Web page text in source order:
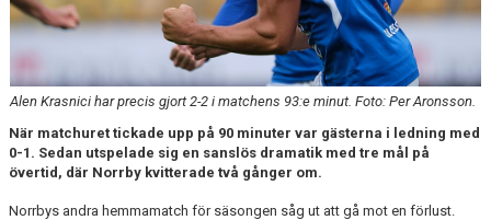
TABELL ETTAN SÖDRA 2025
Alen Krasnici har precis gjort 2-2 i matchens 93:e minut. Foto: Per Aronsson.
När matchuret tickade upp på 90 minuter var gästerna i ledning med
0-1. Sedan utspelade sig en sanslös dramatik med tre mål på
övertid, där Norrby kvitterade två gånger om.
Norrbys andra hemmamatch för säsongen såg ut att gå mot en förlust.